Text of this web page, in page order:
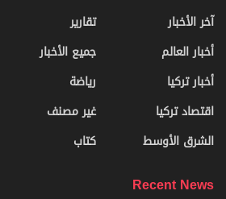
آخر الأخبار
أخبار العالم
أخبار تركيا
اقتصاد تركيا
الشرق الأوسط
تقارير
جميع الأخبار
رياضة
غير مصنف
كتاب
Recent News